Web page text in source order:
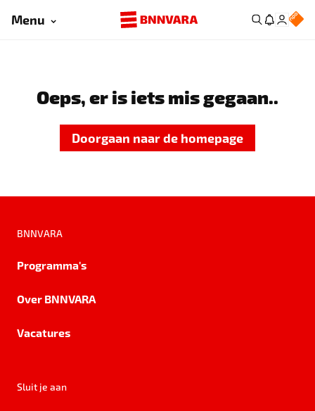
Menu
Oeps, er is iets mis gegaan..
Doorgaan naar de homepage
BNNVARA
Programma's
Over BNNVARA
Vacatures
Sluit je aan